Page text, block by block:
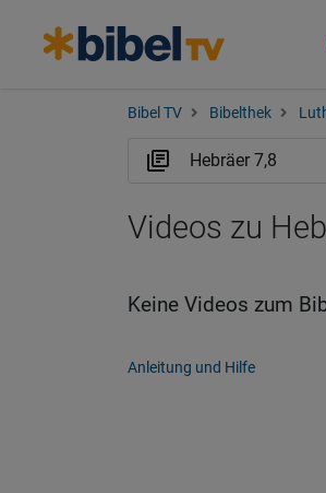
Bibel TV Bibelthek
Videos zu
Keine Videos zum
Anleitung und Hilfe